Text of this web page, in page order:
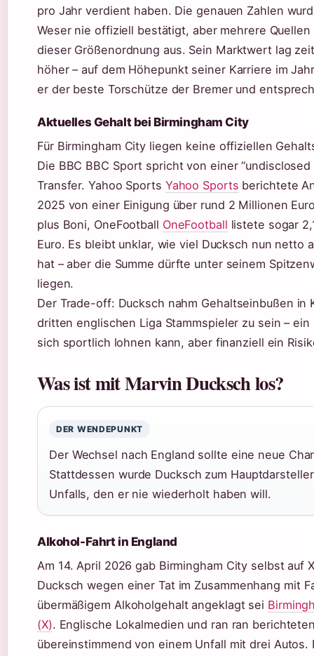
pro Jahr verdient haben. Die genauen Zahlen
Weser nie offiziell bestätigt, aber mehrere
dieser Größenordnung aus. Sein Marktwert lag
höher – auf dem Höhepunkt seiner Karriere im
er der beste Torschütze der Bremer und
Aktuelles Gehalt bei Birmingham City
Für Birmingham City liegen keine offiziellen
Die BBC BBC Sport spricht von einer “undisclosed
Transfer. Yahoo Sports Yahoo Sports berichtete
2025 von einer Einigung über rund 2 Millionen
plus Boni, OneFootball OneFootball listete sogar
Euro. Es bleibt unklar, wie viel Ducksch nun netto
hat – aber die Summe dürfte unter seinem
liegen.
Der Trade-off: Ducksch nahm Gehaltseinbußen in
dritten englischen Liga Stammspieler zu sein –
sich sportlich lohnen kann, aber finanziell ein
Was ist mit Marvin Ducksch los?
DER WENDEPUNKT
Der Wechsel nach England sollte eine neue
Stattdessen wurde Ducksch zum
Unfalls, den er nie wiederholt haben will.
Alkohol-Fahrt in England
Am 14. April 2026 gab Birmingham City selbst auf
Ducksch wegen einer Tat im Zusammenhang mit
übermäßigem Alkoholgehalt angeklagt sei
(X). Englische Lokalmedien und ran ran
übereinstimmend von einem Unfall mit drei Autos.